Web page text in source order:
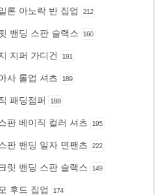
론 아노락 반 집업 212
밴딩 스판 슬랙스 160
지퍼 가디건 191
사 롤업 셔츠 189
패딩점퍼 188
판 베이직 컬러 셔츠 195
판 밴딩 일자 면팬츠 222
릿 밴딩 스판 슬랙스 149
후드 집업 174